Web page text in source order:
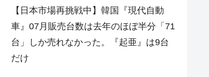
【日本市場再挑戦中】韓国『現代自動
車』07月販売台数は去年のほぼ半分「71
台」しか売れなかった。『起亜』は9台
だけ